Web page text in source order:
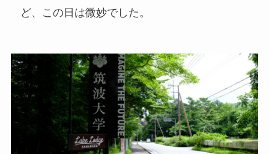
ど、この日は微妙でした。